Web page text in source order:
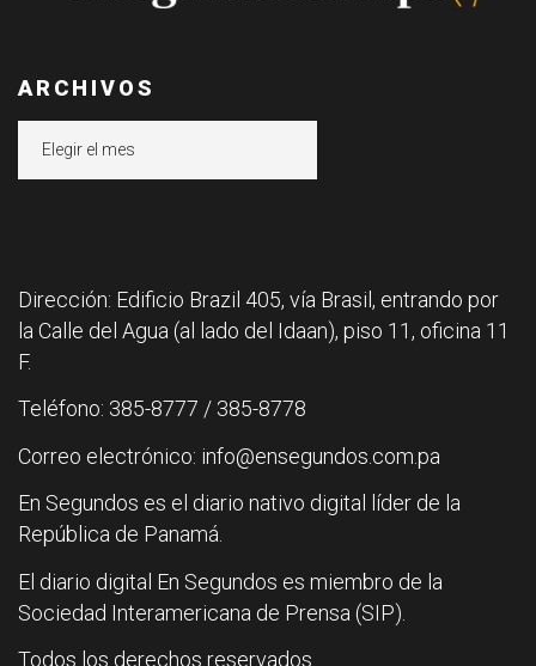
ARCHIVOS
Dirección: Edificio Brazil 405, vía Brasil, entrando por
la Calle del Agua (al lado del Idaan), piso 11, oficina 11
F.
Teléfono: 385-8777 / 385-8778
Correo electrónico: info@ensegundos.com.pa
En Segundos es el diario nativo digital líder de la
República de Panamá.
El diario digital En Segundos es miembro de la
Sociedad Interamericana de Prensa (SIP).
Todos los derechos reservados.